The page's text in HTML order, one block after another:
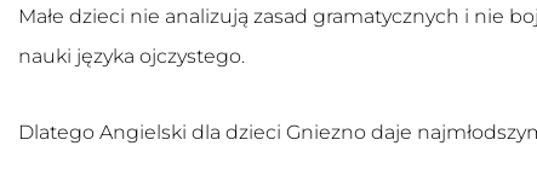
Małe dzieci nie analizują zasad gramatycznych i nie
nauki języka ojczystego.
Dlatego Angielski dla dzieci Gniezno daje